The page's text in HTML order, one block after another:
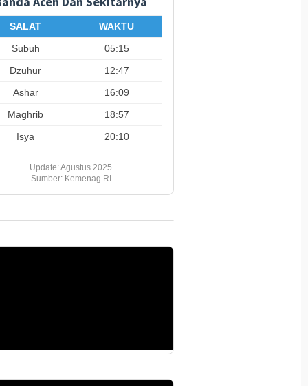
SALAT
WAKTU
Subuh
05:15
Dzuhur
12:47
Ashar
16:09
Maghrib
18:57
Isya
20:10
Update: Agustus 2025
Sumber: Kemenag RI